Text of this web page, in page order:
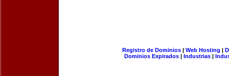
Registro de Dominios| Web Hosting |
Dominios Expirados | Industrias |